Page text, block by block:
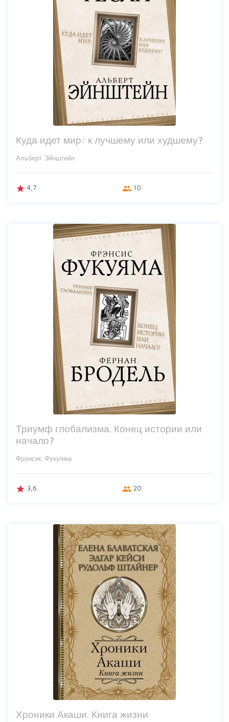
Куда идет мир: к лучшему или худшему?
Альберт Эйнштейн
grade 4,7 group 10
Триумф глобализма. Конец истории или
начало?
Фрэнсис Фукуяма
grade 3,6 group 20
Хроники Акаши. Книга жизни